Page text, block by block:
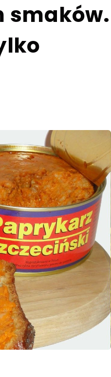
smaków.